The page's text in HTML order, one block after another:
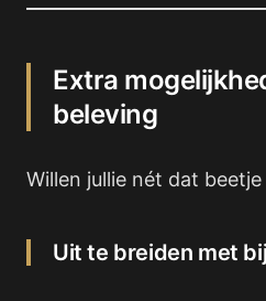
Extra
beleving
Willen jullie nét dat
Uit te breiden met